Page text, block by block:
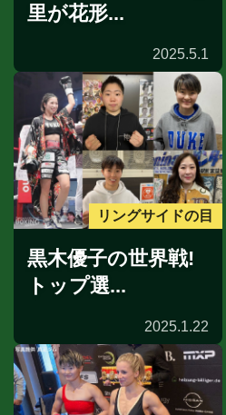
里が花形...
2025.5.1
リングサイドの目
黒木優子の世界戦!
トップ選...
2025.1.22